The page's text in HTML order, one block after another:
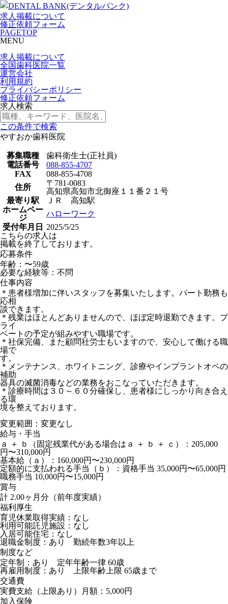
求人掲載について
修正依頼フォーム
PAGETOP
MENU
求人掲載について
全国歯科医院一覧
運営会社
利用規約
プライバシーポリシー
修正依頼フォーム
求人検索
この条件で検索
やすおか歯科医院
募集職種
歯科衛生士(正社員)
電話番号
088-855-4707
FAX
088-855-4708
住所
〒781-0083
高知県高知市北御座１１番２１号
最寄り駅
ＪＲ 高知駅
ホームペー
ジ
ハローワーク
受付年月日
2025/5/25
こちらの求人は
掲載を終了しております。
応募条件
年齢：〜59歳
必要な経験等：不問
仕事内容
＊患者様増加に伴いスタッフを募集いたします。パート勤務も
応相
談できます。
＊残業はほとんどありませんので、ほぼ定時退勤できます。プ
ライ
ベートの予定が組みやすい職場です。
＊社保完備、また顧問社労士もいますので、安心して働ける職
場で
す。
＊メンテナンス、ホワイトニング、診療やインプラントオペの
補助
器具の滅菌消毒などの業務をおこなっていただきます。
＊診療時間は３０～６０分確保し、患者様にしっかり向き合え
る環
境を整えております。
変更範囲：変更なし
給与・手当
ａ ＋ ｂ（固定残業代がある場合はａ ＋ ｂ ＋ ｃ）：205,000
円〜310,000円
基本給（ａ）：160,000円〜230,000円
定額的に支払われる手当（ｂ）：資格手当 35,000円〜65,000円
職務手当 10,000円〜15,000円
賞与
計 2.00ヶ月分（前年度実績）
福利厚生
育児休業取得実績：なし
利用可能託児施設：なし
入居可能住宅：なし
退職金制度：あり 勤続年数3年以上
制度など
定年制：あり 定年年齢一律 60歳
再雇用制度：あり 上限年齢上限 65歳まで
交通費
実費支給（上限あり）月額：5,000円
加入保険